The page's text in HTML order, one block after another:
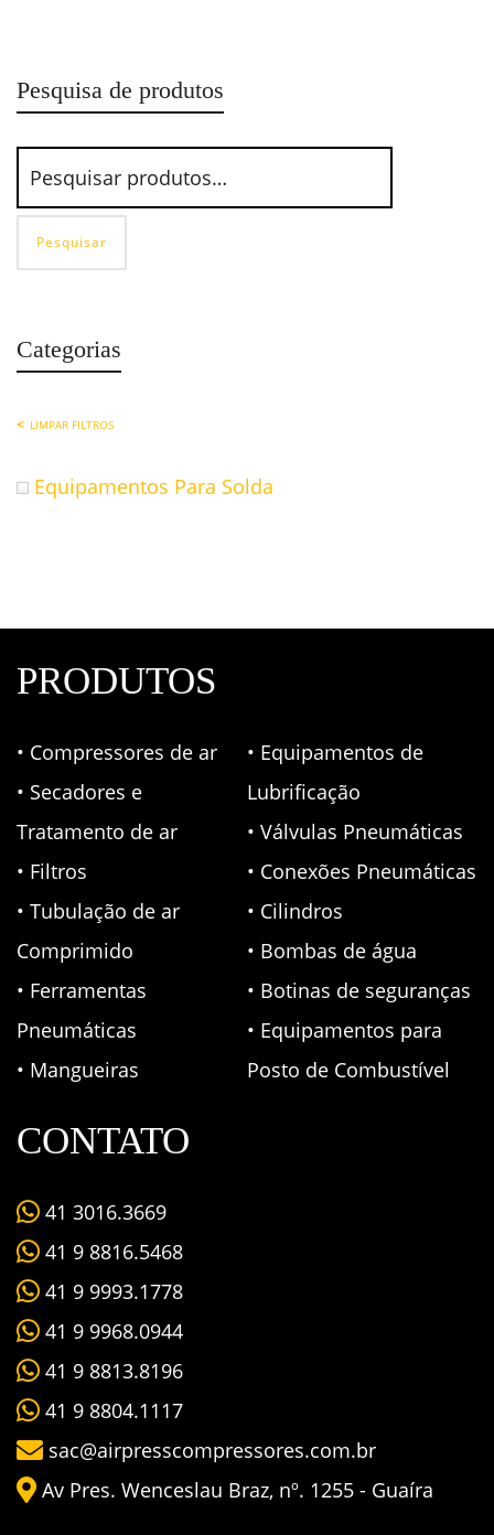
Pesquisa de produtos
Pesquisar
Categorias
LIMPAR FILTROS
Equipamentos Para Solda
PRODUTOS
• Compressores de ar
• Secadores e
Tratamento de ar
• Filtros
• Tubulação de ar
Comprimido
• Ferramentas
Pneumáticas
• Mangueiras
• Equipamentos de
Lubrificação
• Válvulas Pneumáticas
• Conexões Pneumáticas
• Cilindros
• Bombas de água
• Botinas de seguranças
• Equipamentos para
Posto de Combustível
CONTATO
41 3016.3669
41 9 8816.5468
41 9 9993.1778
41 9 9968.0944
41 9 8813.8196
41 9 8804.1117
sac@airpresscompressores.com.br
Av Pres. Wenceslau Braz, nº. 1255 - Guaíra